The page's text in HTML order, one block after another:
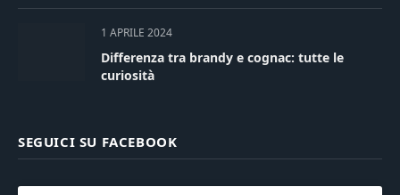
1 APRILE 2024
Differenza tra brandy e cognac: tutte le
curiosità
SEGUICI SU FACEBOOK